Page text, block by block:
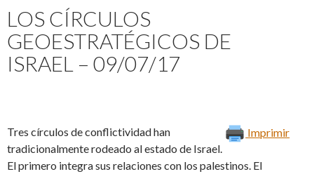
CONTENIDO
LOS CÍRCULOS
GEOESTRATÉGICOS DE
ISRAEL – 09/07/17
Imprimir
Tres círculos de conflictividad han
tradicionalmente rodeado al estado de Israel.
El primero integra sus relaciones con los palestinos. El